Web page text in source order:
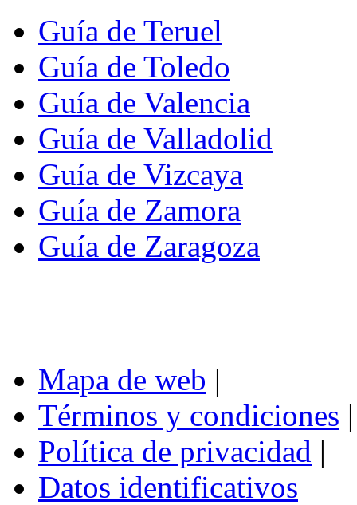
Guía de Teruel
Guía de Toledo
Guía de Valencia
Guía de Valladolid
Guía de Vizcaya
Guía de Zamora
Guía de Zaragoza
Mapa de web |
Términos y condiciones |
Política de privacidad |
Datos identificativos